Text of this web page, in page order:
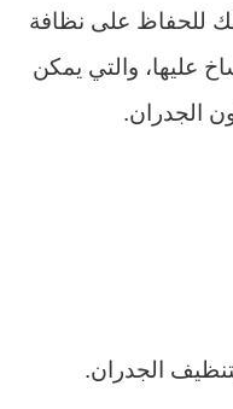
للحفاظ على نظافة
عليها، والتي يمكن
الجدران.
الجدران.